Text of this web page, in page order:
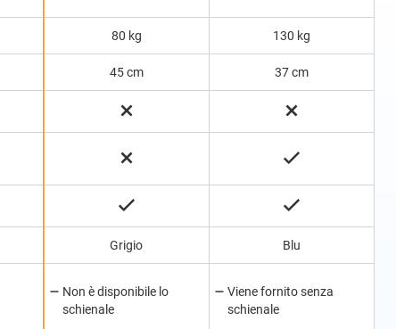
80 kg
45 cm
Grigio
Non è disponibile lo
schienale
130 kg
37 cm
Blu
Viene fornito senza
schienale